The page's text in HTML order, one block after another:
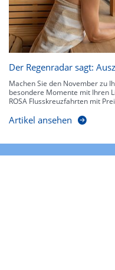
Der Regenradar sagt:
Machen Sie den November zu
besondere Momente mit Ihren
ROSA Flusskreuzfahrten mit
Artikel ansehen